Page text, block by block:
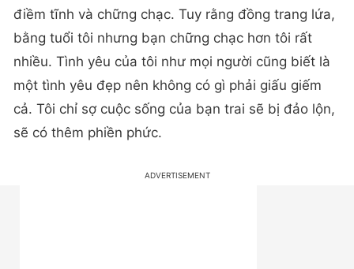
điềm tĩnh và chững chạc. Tuy rằng đồng trang lứa,
bằng tuổi tôi nhưng bạn chững chạc hơn tôi rất
nhiều. Tình yêu của tôi như mọi người cũng biết là
một tình yêu đẹp nên không có gì phải giấu giếm
cả. Tôi chỉ sợ cuộc sống của bạn trai sẽ bị đảo lộn,
sẽ có thêm phiền phức.